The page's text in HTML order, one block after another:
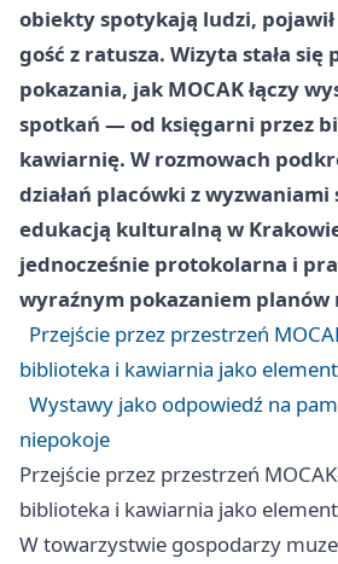
obiekty spotykają ludzi,
gość z ratusza. Wizyta stała
pokazania, jak MOCAK łączy
spotkań — od księgarni przez
kawiarnię. W rozmowach
działań placówki z wyzwaniami
edukacją kulturalną w
jednocześnie protokolarna i
wyraźnym pokazaniem planów
Przejście przez przestrzeń
biblioteka i kawiarnia jako
Wystawy jako odpowiedź na
niepokoje
Przejście przez przestrzeń
biblioteka i kawiarnia jako
W towarzystwie gospodarzy